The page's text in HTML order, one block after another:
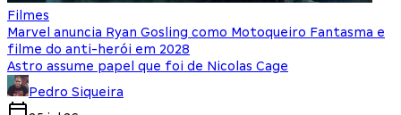
Filmes
Marvel anuncia Ryan Gosling como Motoqueiro Fantasma e
filme do anti-herói em 2028
Astro assume papel que foi de Nicolas Cage
Pedro Siqueira